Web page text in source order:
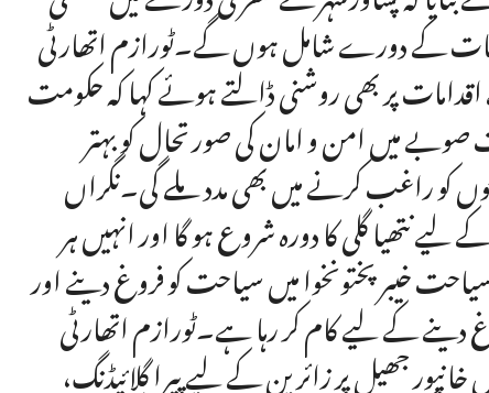
کے دورے شامل ہوں گے۔ٹورازم اتھارٹی
پر بھی روشنی ڈالتے ہوئے کہا کہ حکومت
صوبے میں امن و امان کی صورتحال کو بہتر
کو راغب کرنے میں بھی مدد ملے گی۔نگراں
نتھیا گلی کا دورہ شروع ہو گا اور انہیں ہر
خیبرپختونخوا میں سیاحت کو فروغ دینے اور
کے لیے کام کر رہا ہے۔ٹورازم اتھارٹی
جھیل پر زائرین کے لیے پیرا گلائیڈنگ،